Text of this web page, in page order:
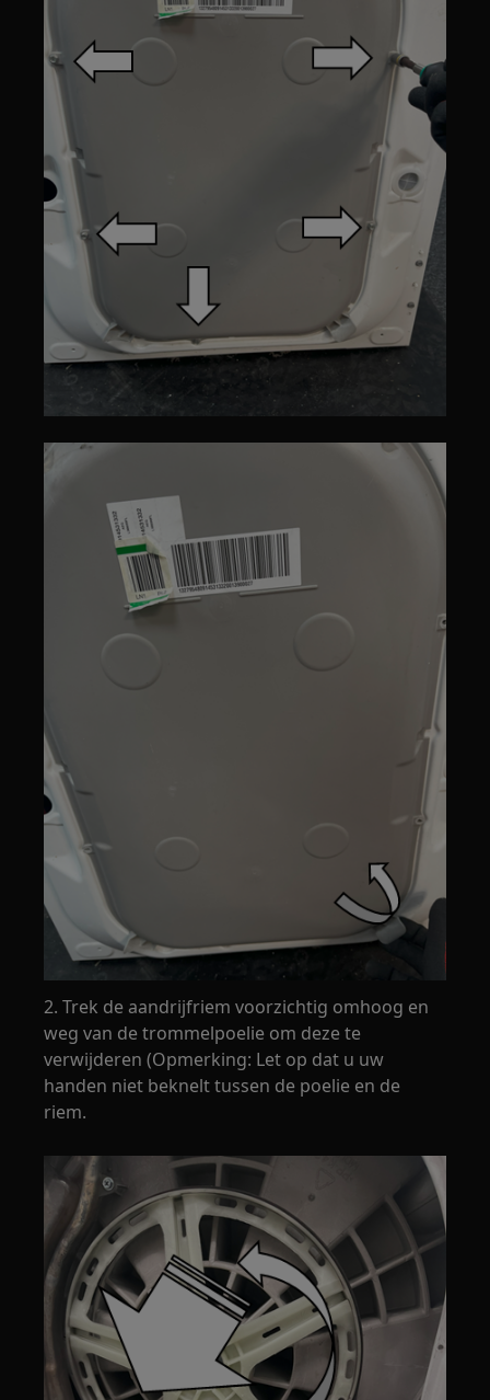
2. Trek de aandrijfriem voorzichtig omhoog en
weg van de trommelpoelie om deze te
verwijderen (Opmerking: Let op dat u uw
handen niet beknelt tussen de poelie en de
riem.